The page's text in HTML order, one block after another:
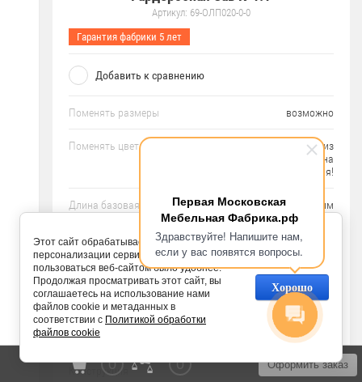
Первая Московская
Мебельная Фабрика.рф
Здравствуйте! Напишите нам,
если у вас появятся вопросы.
Артикул: 69-ОЛП020-0-0
Гарантия фабрики 5 лет
Добавить к сравнению
Поменять размеры возможно
Поменять цвет изделия
выбирайте любой из
каталогов, возможна
комбинация!
Длина базовая 2026.1624 мм
Высота базовая 2278 мм
Глубина базовая 554 мм
Вариант цвета на фото Венге/Дуб Линдберг
Количество дверей 6 шт
Конструкция Угловая
Оформить заказ
0 0
Этот сайт обрабатывает Cookies с целью
персонализации сервисов и чтобы
пользоваться веб-сайтом было удобнее.
Продолжая просматривать этот сайт, вы
соглашаетесь на использование нами
файлов cookie и метаданных в
соответствии с Политикой обработки
файлов cookie
Хорошо